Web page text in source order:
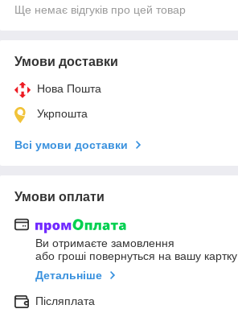
Ще немає відгуків про цей товар
Умови доставки
Нова Пошта
Укрпошта
Всі умови доставки
Умови оплати
Ви отримаєте замовлення
або гроші повернуться на вашу картку
Детальніше
Післяплата